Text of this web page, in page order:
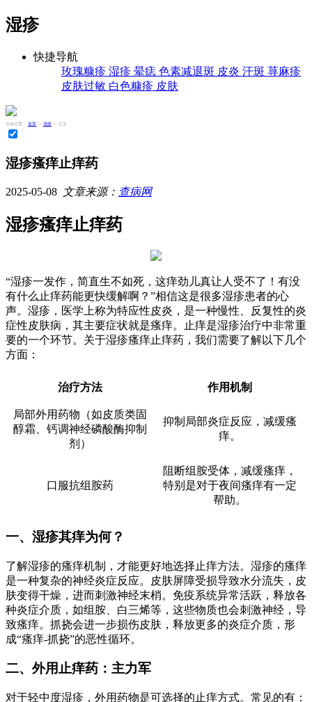
湿疹
快捷导航
玫瑰糠疹 湿疹 晕痣 色素减退斑 皮炎 汗斑 荨麻疹
皮肤过敏 白色糠疹 皮肤
当前位置： 首页 >> 湿疹 >> 正文
湿疹瘙痒止痒药
2025-05-08 文章来源： 查病网
湿疹瘙痒止痒药
“湿疹一发作，简直生不如死，这痒劲儿真让人受不了！有没
有什么止痒药能更快缓解啊？”相信这是很多湿疹患者的心
声。湿疹，医学上称为特应性皮炎，是一种慢性、反复性的炎
症性皮肤病，其主要症状就是瘙痒。止痒是湿疹治疗中非常重
要的一个环节。关于湿疹瘙痒止痒药，我们需要了解以下几个
方面：
治疗方法 作用机制
局部外用药物（如皮质类固
醇霜、钙调神经磷酸酶抑制
剂）
抑制局部炎症反应，减缓瘙
痒。
口服抗组胺药
阻断组胺受体，减缓瘙痒，
特别是对于夜间瘙痒有一定
帮助。
一、湿疹其痒为何？
了解湿疹的瘙痒机制，才能更好地选择止痒方法。湿疹的瘙痒
是一种复杂的神经炎症反应。皮肤屏障受损导致水分流失，皮
肤变得干燥，进而刺激神经末梢。免疫系统异常活跃，释放各
种炎症介质，如组胺、白三烯等，这些物质也会刺激神经，导
致瘙痒。抓挠会进一步损伤皮肤，释放更多的炎症介质，形
成“瘙痒-抓挠”的恶性循环。
二、外用止痒药：主力军
对于轻中度湿疹，外用药物是可选择的止痒方式。常见的有：